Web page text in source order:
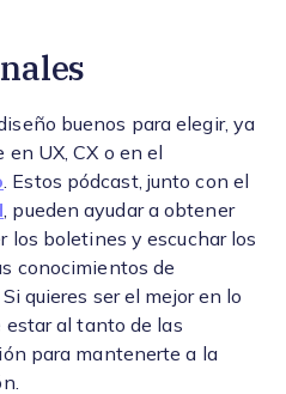
buenos para elegir, ya
UX, CX o en el
. Estos pódcast, junto con el
, pueden ayudar a obtener
los boletines y escuchar los
conocimientos de
. Si quieres ser el mejor en lo
estar al tanto de las
para mantenerte a la